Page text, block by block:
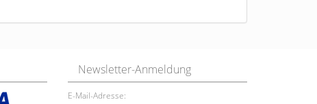
Newsletter-Anmeldung
E-Mail-Adresse: